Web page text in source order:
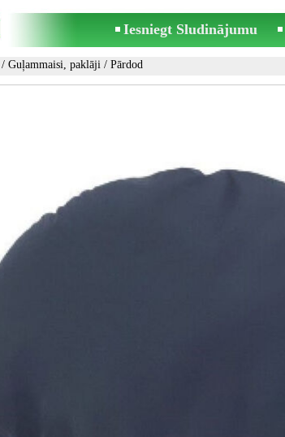
Iesniegt Sludinājumu
/ Guļammaisi, paklāji / Pārdod